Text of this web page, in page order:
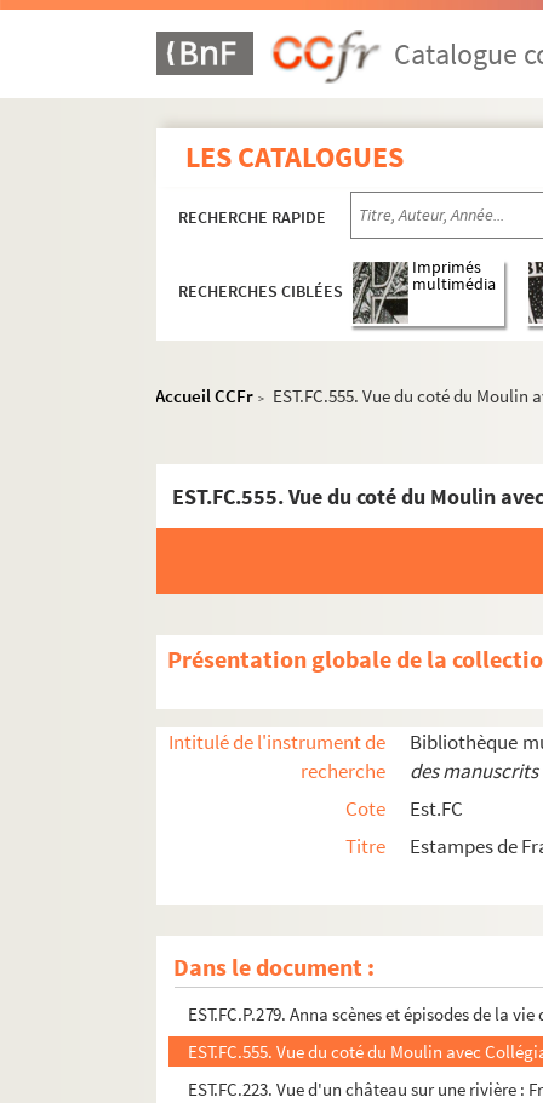
Catalogue
LES CATALOGUES
RECHERCHE RAPIDE
RECHERCHES CIBLÉES
Imprimés
multimédia
Accueil CCFr > EST.FC.555. Vue du coté du Moulin
EST.FC.555. Vue du coté du Moulin
Présentation globale de la
Intitulé de l'instrument de
recherche
Bibliothèque
des
Cote
Est.FC
Titre
Estampes de
Dans le document :
EST.FC.P.278.2. Anna scènes et épisodes de
EST.FC.P.278.1. Anna scènes et épisodes de
EST.FC.P.279. Anna scènes et épisodes de la
EST.FC.555. Vue du coté du Moulin avec
EST.FC.223. Vue d'un château sur une rivière :